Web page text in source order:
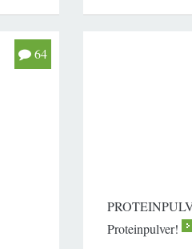
64
Proteinpulver!